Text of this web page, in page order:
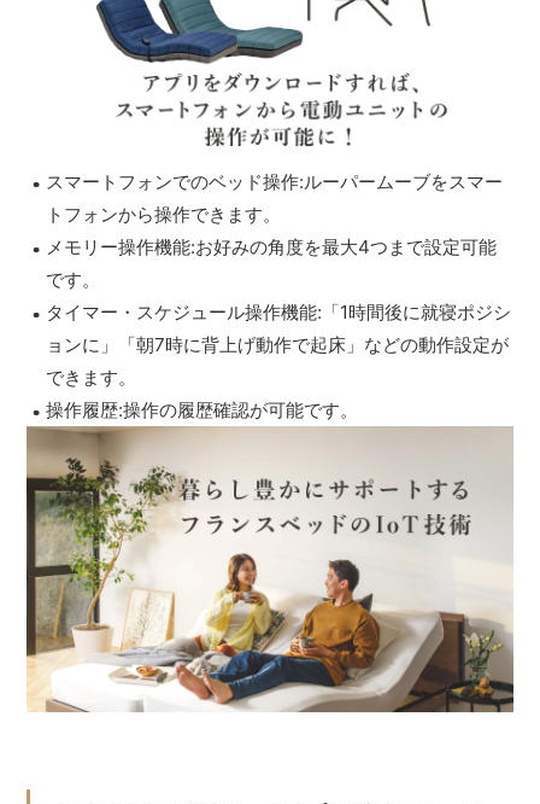
スマートフォンでのベッド操作:ルーパームーブをスマー
トフォンから操作できます。
メモリー操作機能:お好みの角度を最大4つまで設定可能
です。
タイマー・スケジュール操作機能:「1時間後に就寝ポジシ
ョンに」「朝7時に背上げ動作で起床」などの動作設定が
できます。
操作履歴:操作の履歴確認が可能です。